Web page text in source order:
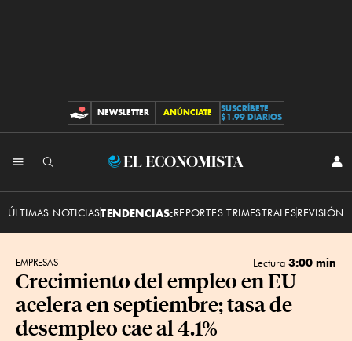
CONTRIBUCIONES
NEWSLETTER ANÚNCIATE
SUSCRÍBETE
$1.99 DIARIOS
El
ÚLTIMAS NOTICIASTENDENCIAS:REPORTES TRIMESTRALESREVISIÓN
EMPRESAS Lectura 3:00 min
Crecimiento del empleo en EU
acelera en septiembre; tasa de
desempleo cae al 4.1%